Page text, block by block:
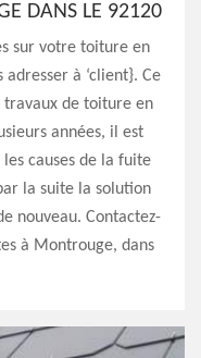
DANS LE 92120
sur votre toiture en
à ‘client}. Ce
travaux de toiture en
années, il est
causes de la fuite
la suite la solution
nouveau. Contactez-
à Montrouge, dans